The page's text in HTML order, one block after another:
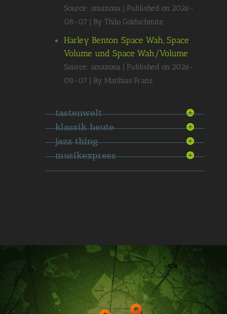
Source: amazona
Published on 2026-
08-07
By Thilo Goldschmitz
Harley Benton Space Wah, Space
Volume und Space Wah/Volume
Source: amazona
Published on 2026-
08-07
By Matthias Franz
tastenwelt
klassik heute
jazz thing
musikexpress